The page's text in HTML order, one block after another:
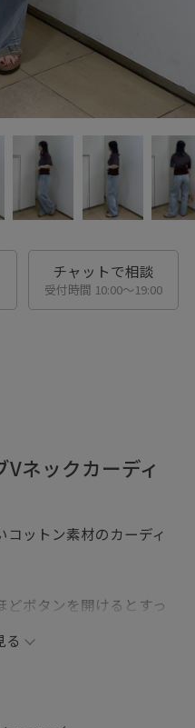
チャットで相談
受付時間 10:00〜19:00
Vネックカーディ
ットン素材のカーディ
ボタンを開けるとすっ
ルのような質感で、
枚でも着ていただま
る